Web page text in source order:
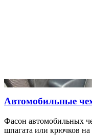
Автомобильные
Фасон автомобильных
шпагата или крючков на